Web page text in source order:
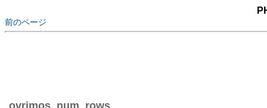
前のページ